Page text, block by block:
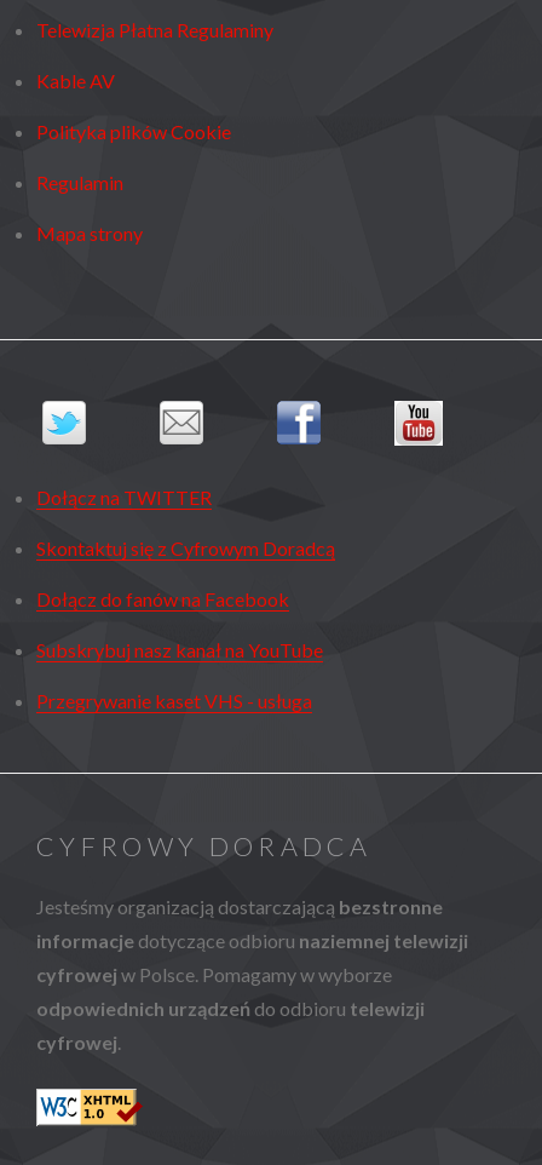
Telewizja Płatna Regulaminy
Kable AV
Polityka plików Cookie
Regulamin
Mapa strony
Dołącz na TWITTER
Skontaktuj się z Cyfrowym Doradcą
Dołącz do fanów na Facebook
Subskrybuj nasz kanał na YouTube
Przegrywanie kaset VHS - usługa
CYFROWY DORADCA
Jesteśmy organizacją dostarczającą bezstronne
informacje dotyczące odbioru naziemnej telewizji
cyfrowej w Polsce. Pomagamy w wyborze
odpowiednich urządzeń do odbioru telewizji
cyfrowej